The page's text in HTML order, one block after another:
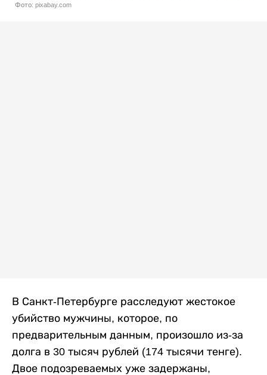
Фото: pixabay.com
В Санкт-Петербурге расследуют жестокое
убийство мужчины, которое, по
предварительным данным, произошло из-за
долга в 30 тысяч рублей (174 тысячи тенге).
Двое подозреваемых уже задержаны,